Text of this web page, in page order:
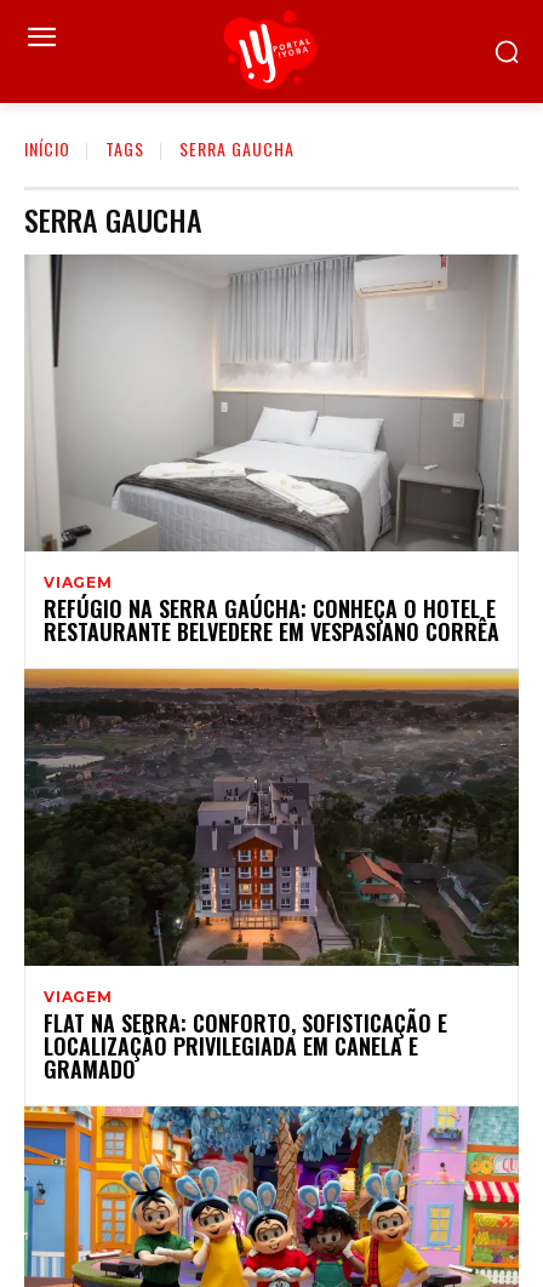
INÍCIO TAGS SERRA GAUCHA
SERRA GAUCHA
VIAGEM
REFÚGIO NA SERRA GAÚCHA: CONHEÇA O HOTEL E
RESTAURANTE BELVEDERE EM VESPASIANO CORRÊA
VIAGEM
FLAT NA SERRA: CONFORTO, SOFISTICAÇÃO E
LOCALIZAÇÃO PRIVILEGIADA EM CANELA E
GRAMADO